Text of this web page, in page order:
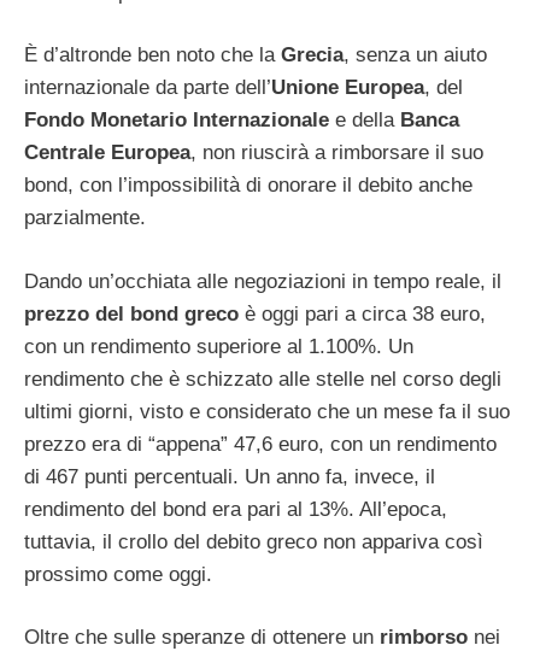
È d’altronde ben noto che la Grecia, senza un aiuto
internazionale da parte dell’Unione Europea, del
Fondo Monetario Internazionale e della Banca
Centrale Europea, non riuscirà a rimborsare il suo
bond, con l’impossibilità di onorare il debito anche
parzialmente.
Dando un’occhiata alle negoziazioni in tempo reale, il
prezzo del bond greco è oggi pari a circa 38 euro,
con un rendimento superiore al 1.100%. Un
rendimento che è schizzato alle stelle nel corso degli
ultimi giorni, visto e considerato che un mese fa il suo
prezzo era di “appena” 47,6 euro, con un rendimento
di 467 punti percentuali. Un anno fa, invece, il
rendimento del bond era pari al 13%. All’epoca,
tuttavia, il crollo del debito greco non appariva così
prossimo come oggi.
Oltre che sulle speranze di ottenere un rimborso nei